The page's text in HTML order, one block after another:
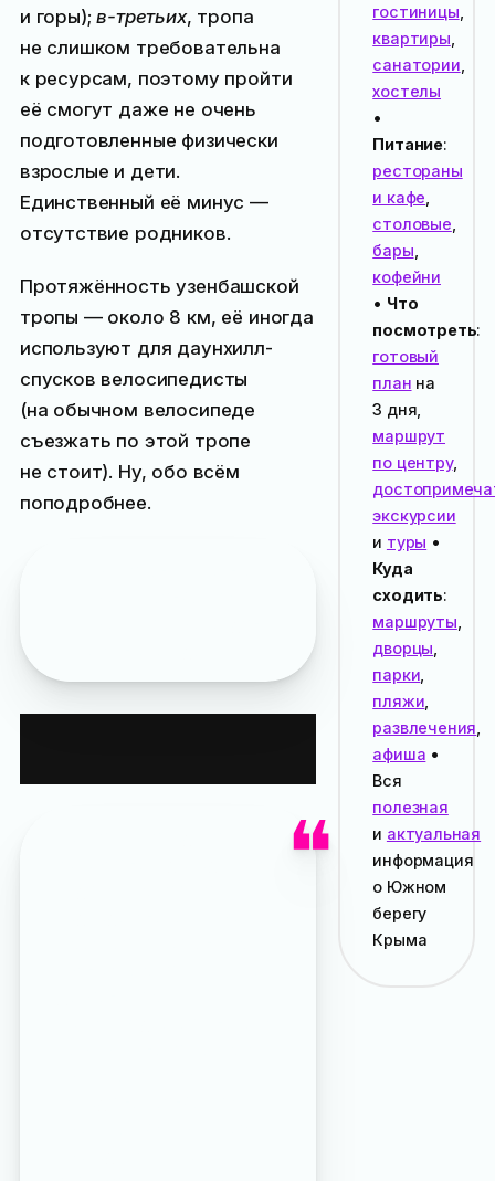
и горы);в-третьих, тропа
не слишком требовательна
к ресурсам, поэтому пройти
её смогут даже не очень
подготовленные физически
взрослые и дети.
Единственный её минус —
отсутствие родников.
Протяжённость узенбашской
тропы — около 8 км, её иногда
используют для даунхилл-
спусков велосипедисты
(на обычном велосипеде
съезжать по этой тропе
не стоит). Ну, обо всём
поподробнее.
гостиницы
квартиры
санатории
хостелы
•
Питание:
рестораны
и кафе
столовые
бары
кофейни
• Что
посмотреть:
готовый
план на
3 дня,
маршрут
по центру,
экскурсии
и туры •
Куда
сходить:
маршруты
дворцы
парки
пляжи
развлечения
афиша •
Вся
полезная
и актуальная
информация
о Южном
берегу
Крыма